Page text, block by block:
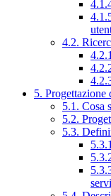
4.2.
5. Progettazione
5.1. Cosa
5.2.
5.3.